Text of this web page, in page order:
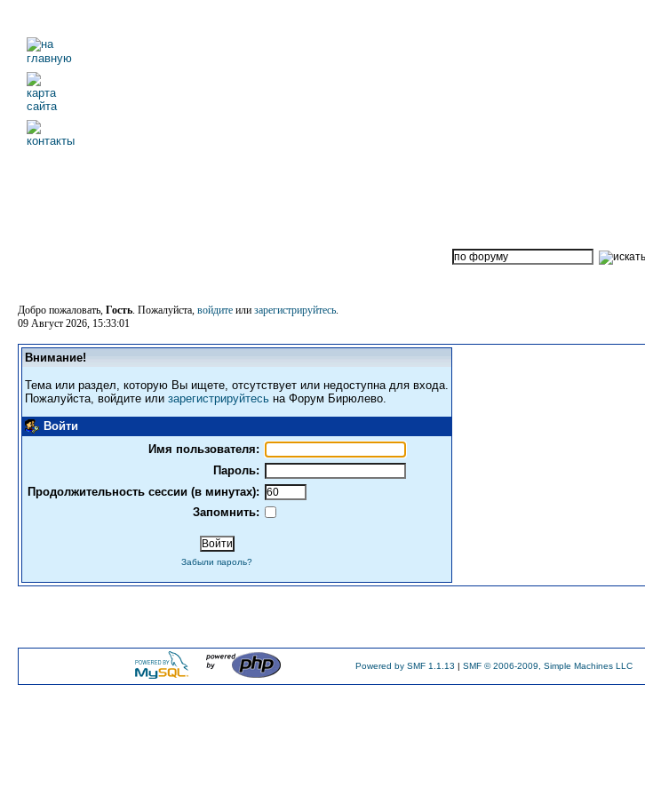
Добро пожаловать, Гость. Пожалуйста, войдите или зарегистрируйтесь.
09 Август 2026, 15:33:01
Внимание!
Тема или раздел, которую Вы ищете, отсутствует или недоступна для входа.
Пожалуйста, войдите или зарегистрируйтесь на Форум Бирюлево.
Войти
Имя пользователя:
Пароль:
Продолжительность сессии (в минутах):
Запомнить:
Забыли пароль?
Powered by SMF 1.1.13 | SMF © 2006-2009, Simple Machines LLC